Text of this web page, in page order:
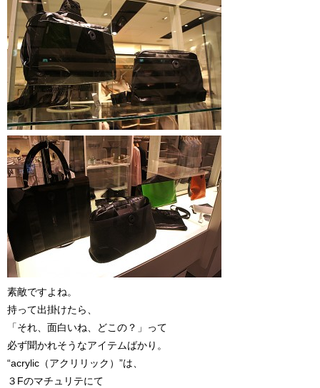
素敵ですよね。
持って出掛けたら、
「それ、面白いね、どこの？」って
必ず聞かれそうなアイテムばかり。
“acrylic（アクリリック）”は、
３Fのマチュリテにて